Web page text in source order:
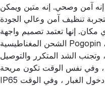
إنه آمن وصحي. إنه متين ويمكن
تنظيف آمن وعالي الجودة
إنها تعتمد تصميم واجهة
الشحن المغناطيسية Pogopin ، والتي يمكن شحنها ببساطة عن
الشد المتكرر والتوصيل
، وفي نفس الوقت تكون مريحة.
IP65 مقاوم للغبار ومقاوم للماء ، لتجنب دخول الغبار ، وفي الوقت